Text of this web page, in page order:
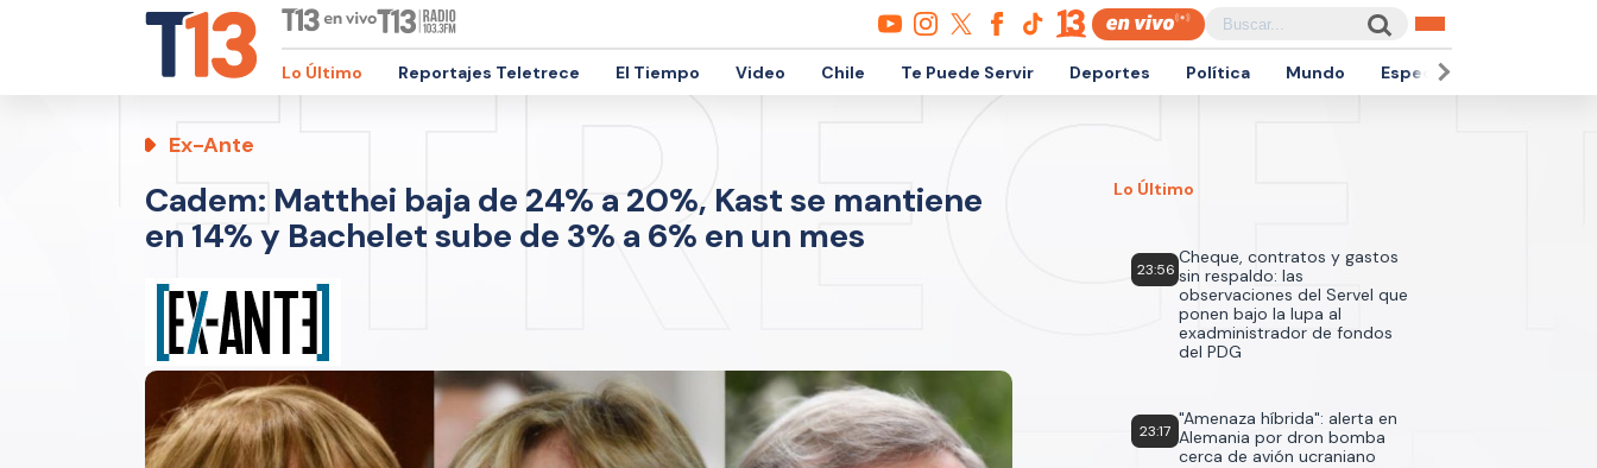
Lo Último Reportajes Teletrece El Tiempo Video Chile Te Puede Servir Deportes Política Mundo Espectáculos
Ex-Ante
Cadem: Matthei baja de 24% a 20%, Kast se mantiene
en 14% y Bachelet sube de 3% a 6% en un mes
Lo Último
23:56
Cheque, contratos y gastos
sin respaldo: las
observaciones del Servel que
ponen bajo la lupa al
exadministrador de fondos
del PDG
23:17
"Amenaza híbrida": alerta en
Alemania por dron bomba
cerca de avión ucraniano